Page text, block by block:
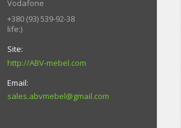
Vodafone
+380 (93) 539-92-38
life:)
http://ABV-mebel.com
sales.abvmebel@gmail.com